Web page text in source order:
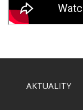
AKTUALITY